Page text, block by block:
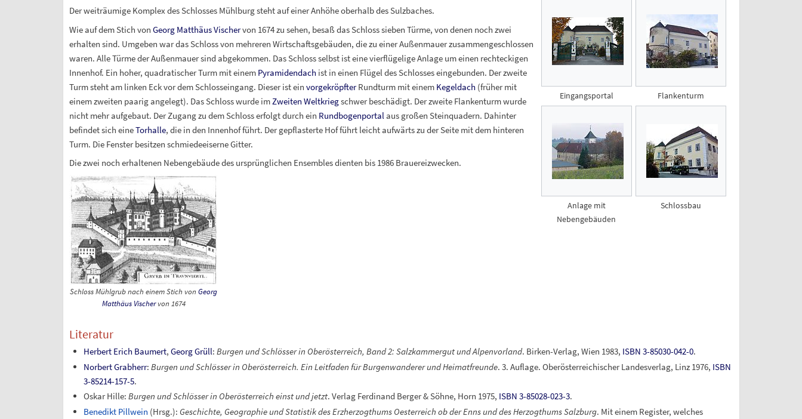
Eingangsportal Flankenturm
Anlage mit
Nebengebäuden
Schlossbau
Der weiträumige Komplex des Schlosses Mühlburg steht auf einer Anhöhe oberhalb des Sulzbaches.
Wie auf dem Stich von Georg Matthäus Vischervon 1674 zu sehen, besaß das Schloss sieben Türme, von denen noch zwei
erhalten sind. Umgeben war das Schloss von mehreren Wirtschaftsgebäuden, die zu einer Außenmauer zusammengeschlossen
waren. Alle Türme der Außenmauer sind abgekommen. Das Schloss selbst ist eine vierflügelige Anlage um einen rechteckigen
Innenhof. Ein hoher, quadratischer Turm mit einem Pyramidendach ist in einen Flügel des Schlosses eingebunden. Der zweite
Turm steht am linken Eck vor dem Schlosseingang. Dieser ist ein vorgekröpfterRundturm mit einem Kegeldach (früher mit
einem zweiten paarig angelegt). Das Schloss wurde im Zweiten Weltkriegschwer beschädigt. Der zweite Flankenturm wurde
nicht mehr aufgebaut. Der Zugang zu dem Schloss erfolgt durch ein Rundbogenportal aus großen Steinquadern. Dahinter
befindet sich eineTorhalle, die in den Innenhof führt. Der gepflasterte Hof führt leicht aufwärts zu der Seite mit dem hinteren
Turm. Die Fenster besitzen schmiedeeiserne Gitter.
Die zwei noch erhaltenen Nebengebäude des ursprünglichen Ensembles dienten bis 1986 Brauereizwecken.
Schloss Mühlgrub nach einem Stich von Georg
Matthäus Vischervon 1674
Literatur
Herbert Erich Baumert,Georg Grüll: Burgen und Schlösser in Oberösterreich, Band 2: Salzkammergut und Alpenvorland. Birken-Verlag, Wien 1983, ISBN 3-85030-042-0.
Norbert Grabherr: Burgen und Schlösser in Oberösterreich. Ein Leitfaden für Burgenwanderer und Heimatfreunde. 3. Auflage. Oberösterreichischer Landesverlag, Linz 1976, ISBN
3-85214-157-5.
Oskar Hille: Burgen und Schlösser in Oberösterreich einst und jetzt. Verlag Ferdinand Berger & Söhne, Horn 1975, ISBN 3-85028-023-3.
Benedikt Pillwein (Hrsg.): Geschichte, Geographie und Statistik des Erzherzogthums Oesterreich ob der Enns und des Herzogthums Salzburg. Mit einem Register, welches